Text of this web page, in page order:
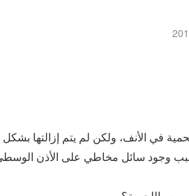
في الأنف، ولكن لم يتم إزالتها
وجود سائل مخاطي على الأذن